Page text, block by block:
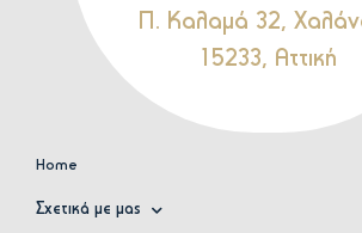
Π. Καλαμά 32,
15233, Αττική
Home
Σχετικά με μας